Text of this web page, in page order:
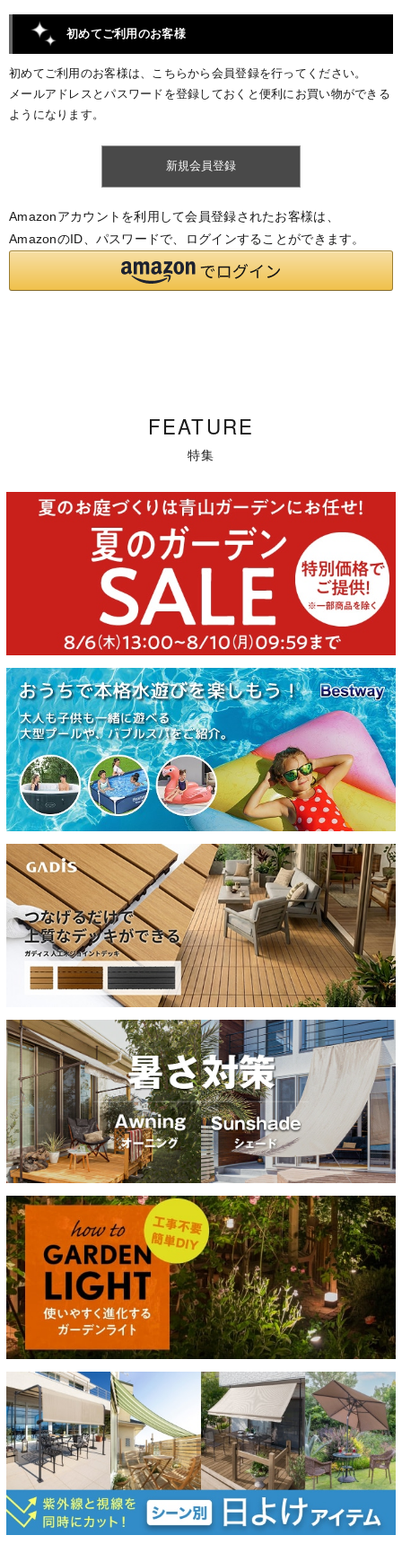
初めてご利用のお客様
初めてご利用のお客様は、こちらから会員登録を行ってください。
メールアドレスとパスワードを登録しておくと便利にお買い物ができる
ようになります。
Amazonアカウントを利用して会員登録されたお客様は、
AmazonのID、パスワードで、ログインすることができます。
FEATURE
特集